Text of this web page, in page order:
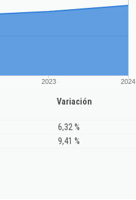
2023 2024
Variación
6,32 %
9,41 %